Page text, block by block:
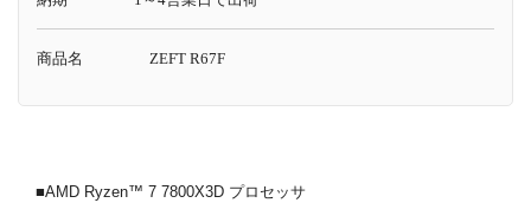
商品名 ZEFT R67F
■AMD Ryzen™ 7 7800X3D プロセッサ